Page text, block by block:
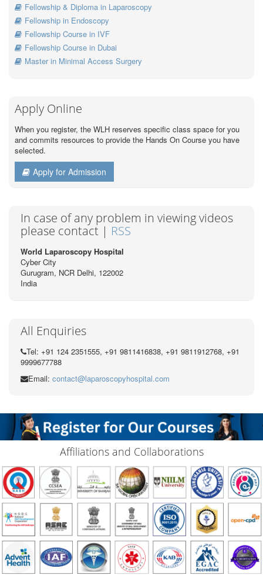
Fellowship & Diploma in Laparoscopy
Fellowship in Endoscopy
Fellowship Course in IVF
Fellowship Course in Dubai
Master in Minimal Access Surgery
Apply Online
When you register, the WLH reserves specific class space for you
and commits resources to provide the Hands On Course you have
selected.
Apply for Admission
In case of any problem in viewing videos
please contact | RSS
World Laparoscopy Hospital
Cyber City
Gurugram, NCR Delhi, 122002
India
All Enquiries
Tel: +91 124 2351555, +91 9811416838, +91 9811912768, +91
9999677788
Email: contact@laparoscopyhospital.com
Affiliations and Collaborations